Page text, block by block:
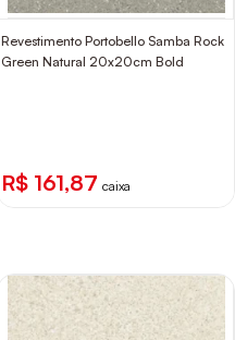
Revestimento Portobello Samba Rock
Green Natural 20x20cm Bold
R$ 161,87 caixa